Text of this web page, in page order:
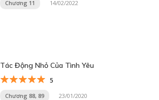
Chương 11 14/02/2022
Tác Động Nhỏ Của Tình Yêu
5
Chương 88, 89 23/01/2020